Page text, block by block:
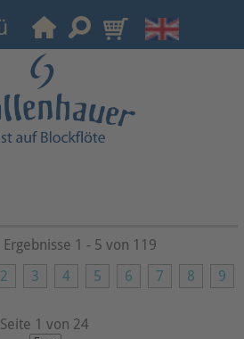
2 3 4 5 6 7 8
9
Seite 1 von 24
Ergebnisse 1 - 5 von 119